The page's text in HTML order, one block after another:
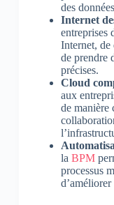
des
Internet
entreprises
Internet, de
de prendre
précises.
Cloud
aux
de manière
la BPM
processus